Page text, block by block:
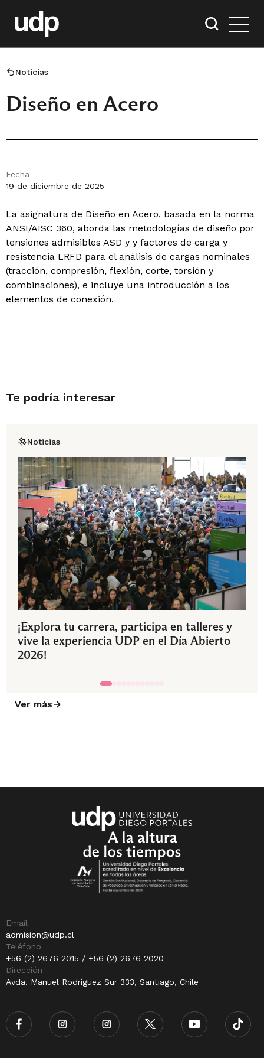
Noticias
Diseño en Acero
Fecha
19 de diciembre de 2025
La asignatura de Diseño en Acero, basada en la norma
ANSI/AISC 360, aborda las metodologías de diseño por
tensiones admisibles ASD y y factores de carga y
resistencia LRFD para el análisis de cargas nominales
(tracción, compresión, flexión, corte, torsión y
combinaciones), e incluye una introducción a los
elementos de conexión.
Te podría interesar
Noticias
¡Explora tu carrera, participa en talleres y
vive la experiencia UDP en el Día Abierto
2026!
Ver más
Email
admision@udp.cl
Teléfono
+56 (2) 2676 2015 / +56 (2) 2676 2020
Dirección
Avda. Manuel Rodríguez Sur 333, Santiago, Chile